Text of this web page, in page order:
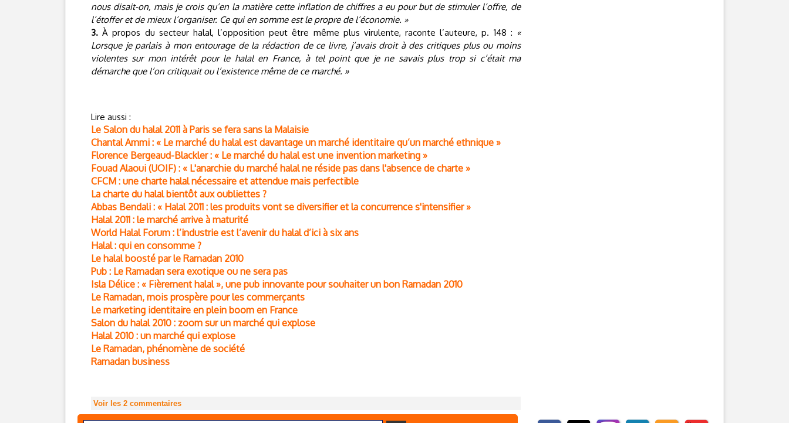
nous disait-on, mais je crois qu’en la matière cette inflation de chiffres a eu pour but de stimuler l’offre, de
l’étoffer et de mieux l’organiser. Ce qui en somme est le propre de l’économie. »
3.À propos du secteur halal, l’opposition peut être même plus virulente, raconte l’auteure, p. 148 : «
Lorsque je parlais à mon entourage de la rédaction de ce livre, j’avais droit à des critiques plus ou moins
violentes sur mon intérêt pour le halal en France, à tel point que je ne savais plus trop si c’était ma
démarche que l’on critiquait ou l’existence même de ce marché. »
Lire aussi :
Le Salon du halal 2011 à Paris se fera sans la Malaisie
Chantal Ammi : « Le marché du halal est davantage un marché identitaire qu’un marché ethnique »
Florence Bergeaud-Blackler : « Le marché du halal est une invention marketing »
Fouad Alaoui (UOIF) : « L'anarchie du marché halal ne réside pas dans l'absence de charte »
CFCM : une charte halal nécessaire et attendue mais perfectible
La charte du halal bientôt aux oubliettes ?
Abbas Bendali : « Halal 2011 : les produits vont se diversifier et la concurrence s'intensifier »
Halal 2011 : le marché arrive à maturité
World Halal Forum : l’industrie est l’avenir du halal d’ici à six ans
Halal : qui en consomme ?
Le halal boosté par le Ramadan 2010
Pub : Le Ramadan sera exotique ou ne sera pas
Isla Délice : « Fièrement halal », une pub innovante pour souhaiter un bon Ramadan 2010
Le Ramadan, mois prospère pour les commerçants
Le marketing identitaire en plein boom en France
Salon du halal 2010 : zoom sur un marché qui explose
Halal 2010 : un marché qui explose
Le Ramadan, phénomène de société
Ramadan business
Voir les 2 commentaires